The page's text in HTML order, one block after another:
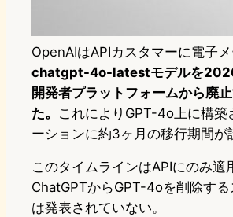
OpenAIはAPIカスタマーに電子メ
chatgpt-4o-latestモデルを
開発者プラットフォームから廃
た。 これによりGPT-4o上に構築
ーションに約3ヶ月の移行期間が
このタイムラインはAPIにのみ適
ChatGPTからGPT-4oを削除す
は発表されていない。